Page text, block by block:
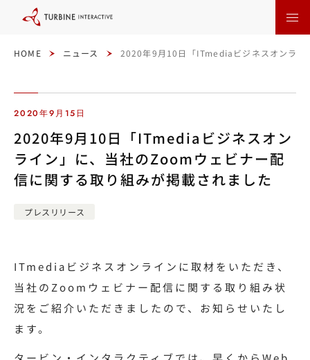
HOME ニュース 2020年9月10日「ITmediaビジネスオンライ
2020年9月15日
2020年9月10日「ITmediaビジネスオン
ライン」に、当社のZoomウェビナー配
信に関する取り組みが掲載されました
プレスリリース
ITmediaビジネスオンラインに取材をいただき、
当社のZoomウェビナー配信に関する取り組み状
況をご紹介いただきましたので、お知らせいたし
ます。